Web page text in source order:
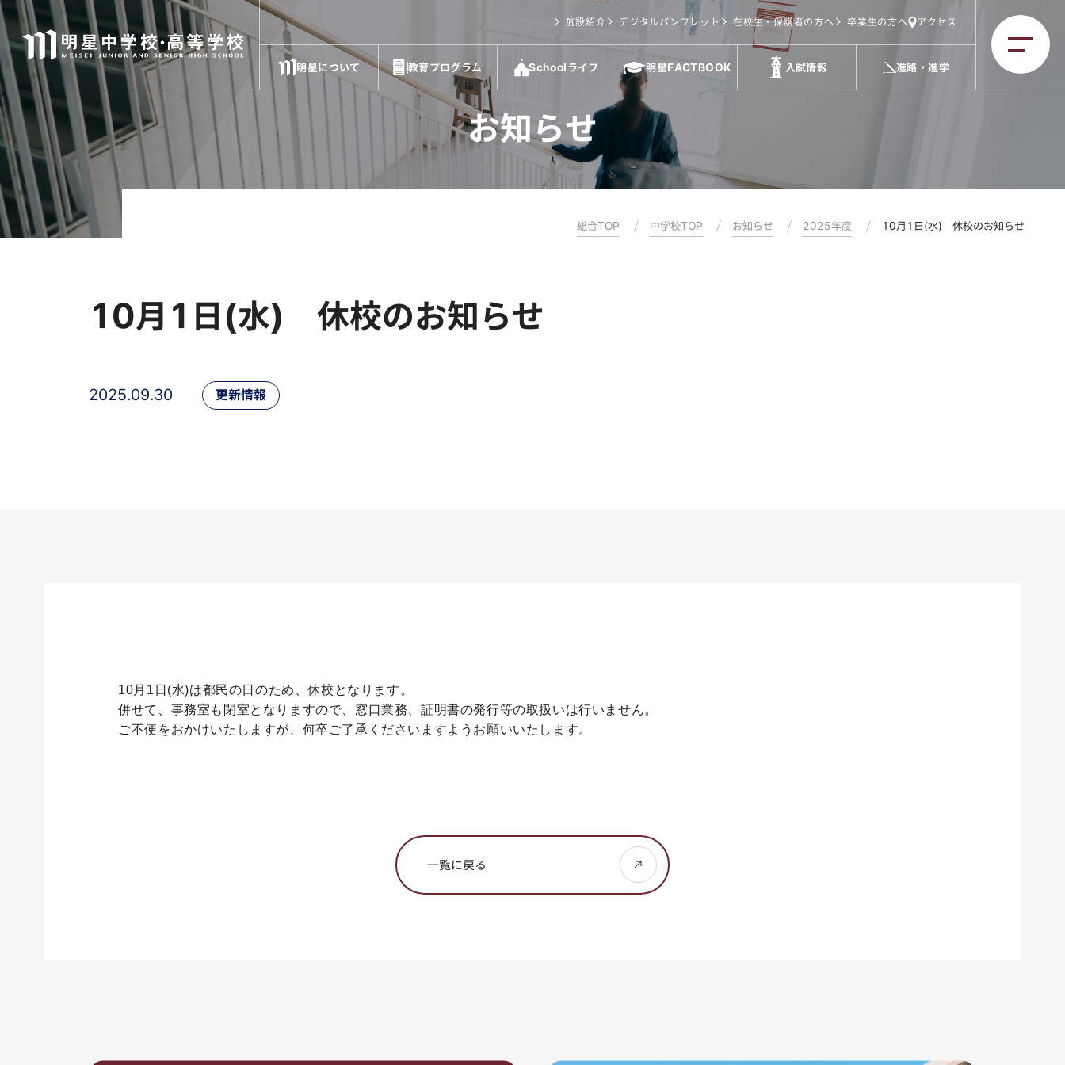
施設紹介 デジタルパンフレット 在校生・保護者の方へ 卒業生の方へ アクセス
明星について 教育プログラム Schoolライフ 明星FACTBOOK 入試情報 進路・進学
お知らせ
総合TOP 中学校TOP お知らせ 2025年度 10月1日(水) 休校のお知らせ
10月1日(水) 休校のお知らせ
2025.09.30 更新情報
10月1日(水)は都民の日のため、休校となります。
併せて、事務室も閉室となりますので、窓口業務、証明書の発行等の取扱いは行いません。
ご不便をおかけいたしますが、何卒ご了承くださいますようお願いいたします。
一覧に戻る